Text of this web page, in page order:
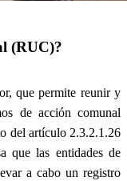
(RUC)?
que permite reunir y
de acción comunal
del artículo 2.3.2.1.26
que las entidades de
a cabo un registro